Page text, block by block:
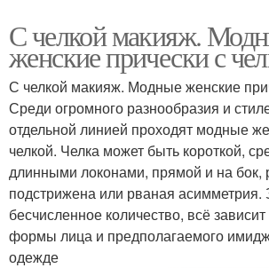
С челкой макияж.
женские прически с
С челкой макияж. Модные женские
Среди огромного разнообразия и
отдельной линией проходят модные
челкой. Челка может быть короткой,
длинными локонами, прямой и на бок,
подстрижена или рваная асимметрия.
бесчисленное количество, всё
формы лица и предполагаемого
одежде